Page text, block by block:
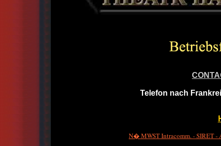
Telefon nach
N� MWST Intracomm. - SIRET -